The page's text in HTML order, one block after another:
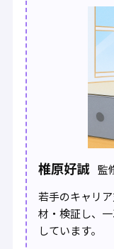
椎原好誠 監
若手のキャリ
材・検証し、
しています。